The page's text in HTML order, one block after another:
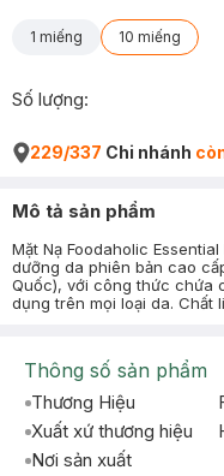
1 miếng 10 miếng
Số lượng:
229/337 Chi nhánh
Mô tả sản phẩm
Mặt Nạ Foodaholic
dưỡng da phiên bản cao
Quốc), với công thức chứa
dụng trên mọi loại da. Chất
Thông số sản phẩm
Thương Hiệu
Xuất xứ thương hiệu
Nơi sản xuất